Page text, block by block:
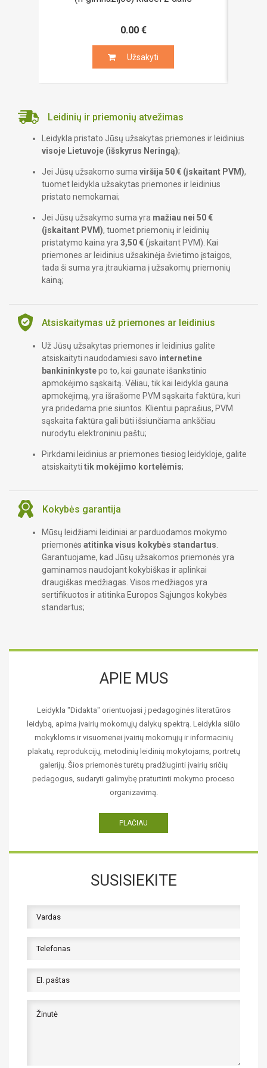
0.00 €
Užsakyti
Užsakyti
Leidinių ir priemonių atvežimas
Leidykla pristato Jūsų užsakytas priemones ir leidinius
visoje Lietuvoje (išskyrus Neringą);
Jei Jūsų užsakomo sumaviršija 50 € (įskaitant PVM),
tuomet leidykla užsakytas priemones ir leidinius
pristato nemokamai;
Jei Jūsų užsakymo suma yra mažiau nei 50 €
(įskaitant PVM), tuomet priemonių ir leidinių
pristatymo kaina yra3,50 €(įskaitant PVM). Kai
priemones ar leidinius užsakinėja švietimo įstaigos,
tada ši suma yra įtraukiama į užsakomų priemonių
kainą;
Atsiskaitymas už priemones ar leidinius
Už Jūsų užsakytas priemones ir leidinius galite
atsiskaityti naudodamiesi savo internetine
bankininkystepo to, kai gaunate išankstinio
apmokėjimo sąskaitą. Vėliau, tik kai leidykla gauna
apmokėjimą, yra išrašome PVM sąskaita faktūra, kuri
yra pridedama prie siuntos. Klientui paprašius, PVM
sąskaita faktūra gali būti išsiunčiama ankščiau
nurodytu elektroniniu paštu;
Pirkdami leidinius ar priemones tiesiog leidykloje, galite
atsiskaityti tik mokėjimo kortelėmis;
Kokybės garantija
Mūsų leidžiami leidiniai ar parduodamos mokymo
priemonės atitinka visus kokybės standartus.
Garantuojame, kad Jūsų užsakomos priemonės yra
gaminamos naudojant kokybiškas ir aplinkai
draugiškas medžiagas. Visos medžiagos yra
sertifikuotos ir atitinka Europos Sąjungos kokybės
standartus;
APIE MUS
Leidykla "Didakta" orientuojasi į pedagoginės literatūros
leidybą, apima įvairių mokomųjų dalykų spektrą. Leidykla siūlo
mokykloms ir visuomenei įvairių mokomųjų ir informacinių
plakatų, reprodukcijų, metodinių leidinių mokytojams, portretų
galerijų. Šios priemonės turėtų pradžiuginti įvairių sričių
pedagogus, sudaryti galimybę praturtinti mokymo proceso
organizavimą.
PLAČIAU
SUSISIEKITE